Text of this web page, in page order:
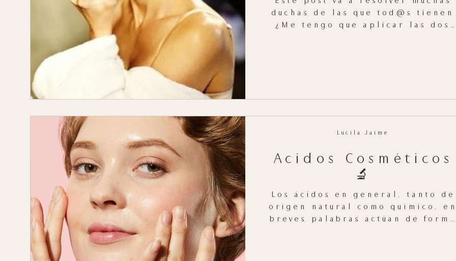
duchas de las que tod@s tienen
¿Me tengo que aplicar las dos
Ácidos Cosméticos
🔬
Los ácidos en general, tanto de
origen natural como químico, en
breves palabras actúan de forma
Lucila Jaime